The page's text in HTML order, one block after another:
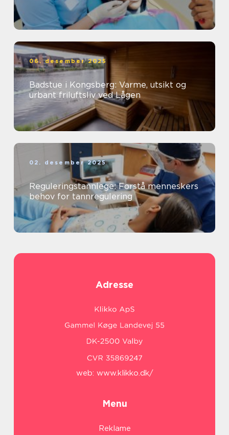
06. desember 2025
Badstue i Kongsberg: Varme, utsikt og
urbant friluftsliv ved Lågen
02. desember 2025
Reguleringstannlege: Forstå menneskers
behov for tannregulering
Adresse
web: www.klikko.dk/
Menu
Reklame